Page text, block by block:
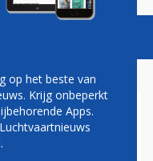
op het beste van
Krijg onbeperkt
Apps.